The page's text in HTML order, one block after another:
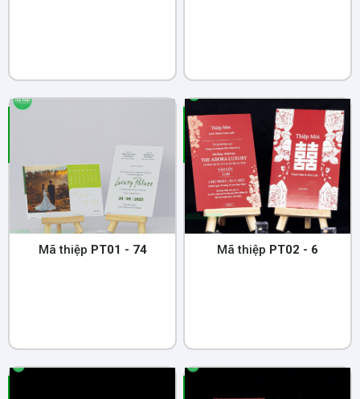
Mã thiệp PT01 - 74 Mã thiệp PT02 - 6